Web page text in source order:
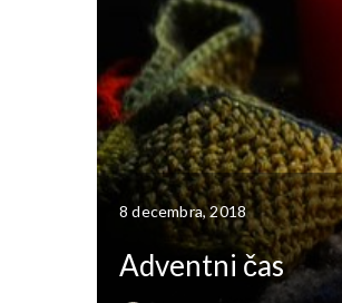
8 decembra, 2018
Adventni čas